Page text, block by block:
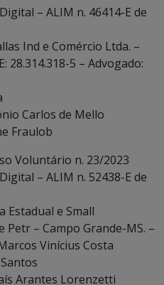
– ALIM n. 46414-E de
Ind e Comércio Ltda. –
28.314.318-5 – Advogado:
Carlos de Mello
Fraulob
Voluntário n. 23/2023
– ALIM n. 52438-E de
Estadual e Small
– Campo Grande-MS. –
Vinícius Costa
Arantes Lorenzetti